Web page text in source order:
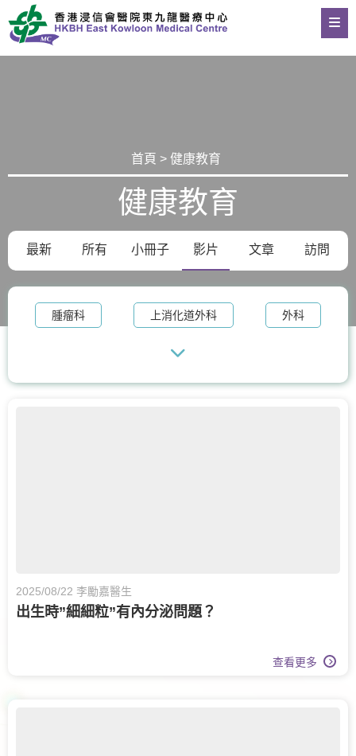
首頁 > 健康教育
健康教育
最新 所有 小冊子 影片 文章 訪問
腫瘤科 上消化道外科 外科
耳鼻喉科 核子醫學及正電子掃描
2025/08/22 李勵嘉醫生
出生時”細細粒”有內分泌問題？
查看更多